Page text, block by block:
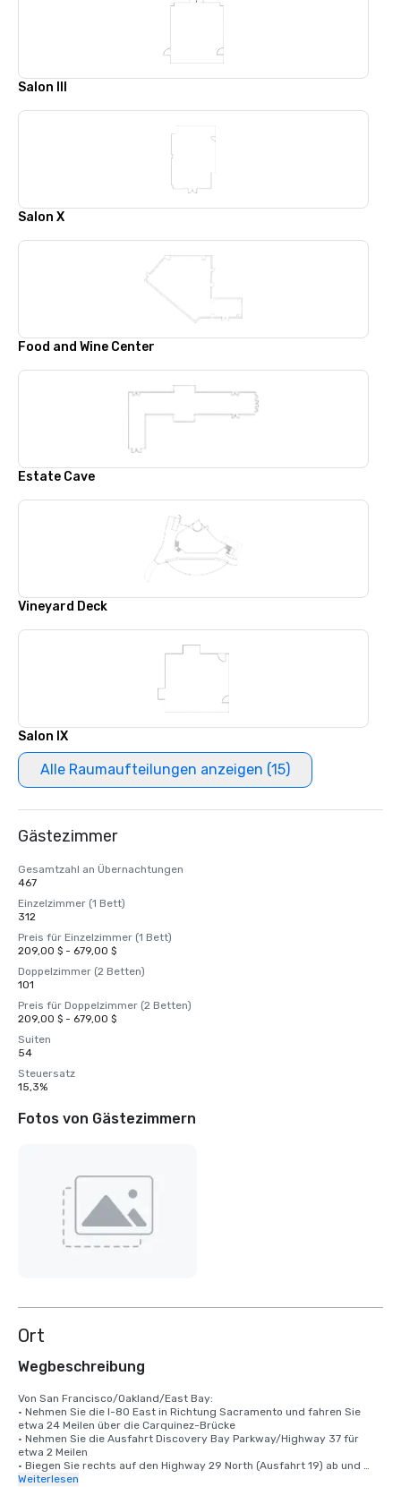
Salon lll
Salon X
Food and Wine Center
Estate Cave
Vineyard Deck
Salon IX
Alle Raumaufteilungen anzeigen (15)
Gästezimmer
Gesamtzahl an Übernachtungen
467
Einzelzimmer (1 Bett)
312
Preis für Einzelzimmer (1 Bett)
209,00 $ - 679,00 $
Doppelzimmer (2 Betten)
101
Preis für Doppelzimmer (2 Betten)
209,00 $ - 679,00 $
Suiten
54
Steuersatz
15,3%
Fotos von Gästezimmern
Ort
Wegbeschreibung
Von San Francisco/Oakland/East Bay:
• Nehmen Sie die I-80 East in Richtung Sacramento und fahren Sie
etwa 24 Meilen über die Carquinez-Brücke
• Nehmen Sie die Ausfahrt Discovery Bay Parkway/Highway 37 für
etwa 2 Meilen
• Biegen Sie rechts auf den Highway 29 North (Ausfahrt 19) ab und
fahren Sie etwa 11 km
Weiterlesen